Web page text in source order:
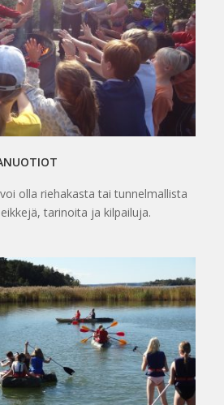
olla riehakasta tai tunnelmallista
tarinoita ja kilpailuja.